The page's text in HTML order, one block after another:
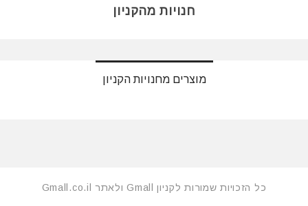
חנויות מהקניון
מוצרים מחנויות הקניון
כל הזכויות שמורות לקניון Gmall ולאתר Gmall.co.il